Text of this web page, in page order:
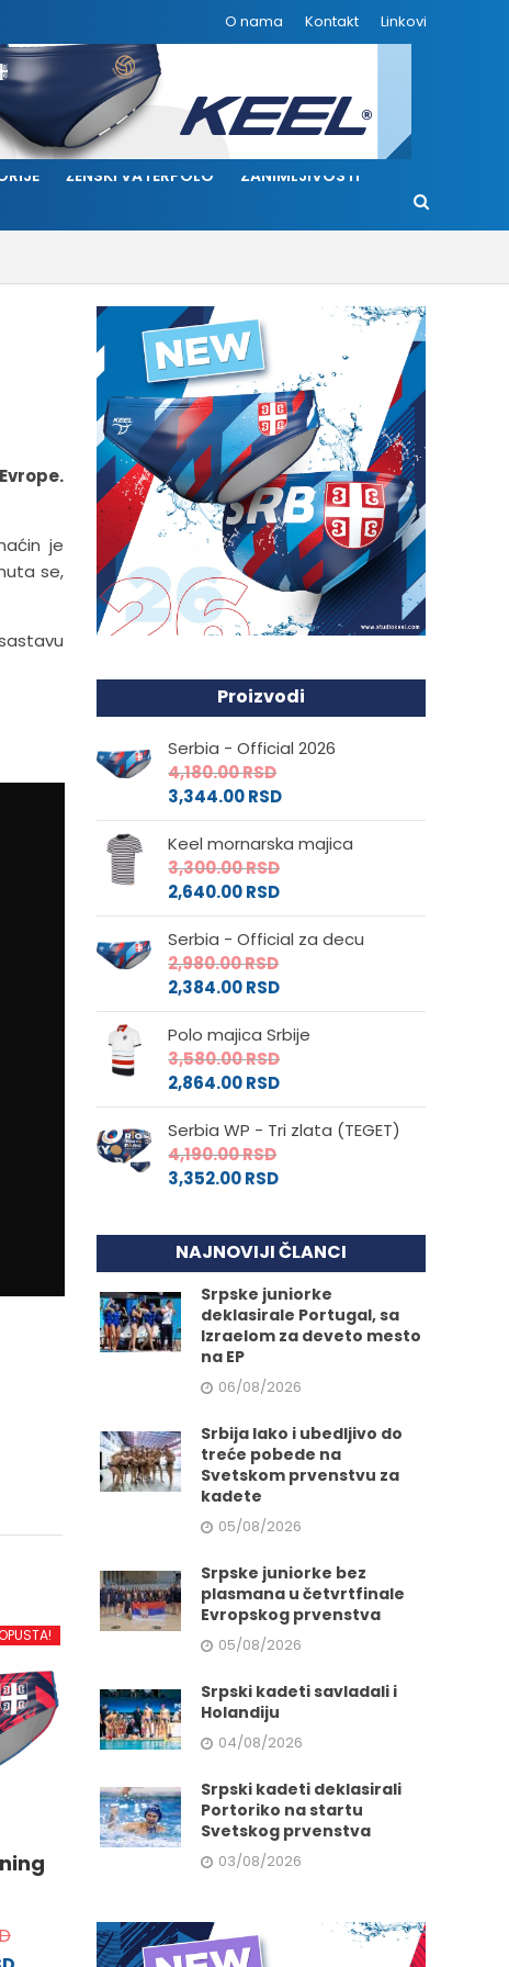
O nama Kontakt Linkovi
ŽENSKI VATERPOLO ZANIMLJIVOSTI
je
se,
Proizvodi
Serbia - Official 2026
4,180.00RSD
3,344.00RSD
Keel mornarska majica
3,300.00RSD
2,640.00RSD
Serbia - Official za decu
2,980.00RSD
2,384.00RSD
Polo majica Srbije
3,580.00RSD
2,864.00RSD
Serbia WP - Tri zlata (TEGET)
4,190.00RSD
3,352.00RSD
NAJNOVIJI ČLANCI
Srpske juniorke
deklasirale Portugal, sa
Izraelom za deveto mesto
na EP
06/08/2026
Srbija lako i ubedljivo do
treće pobede na
Svetskom prvenstvu za
kadete
05/08/2026
Srpske juniorke bez
plasmana u četvrtfinale
Evropskog prvenstva
05/08/2026
Srpski kadeti savladali i
Holandiju
04/08/2026
Srpski kadeti deklasirali
Portoriko na startu
Svetskog prvenstva
03/08/2026